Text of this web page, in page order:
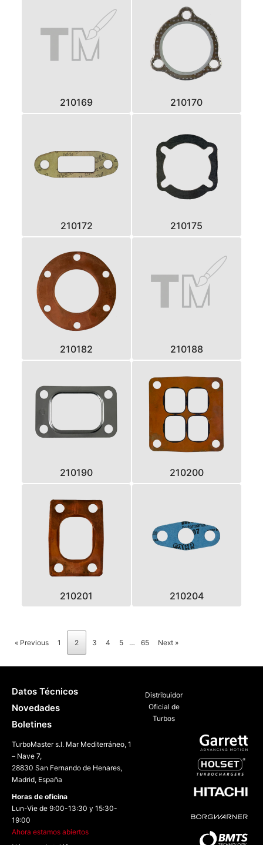
210169 210170
210172 210175
210182 210188
210190 210200
210201 210204
« Previous 1 2 3 4 5 … 65 Next »
Distribuidor
Oficial de
Turbos
Datos Técnicos
Novedades
Boletines
TurboMaster s.l. Mar Mediterráneo, 1
– Nave 7,
28830 San Fernando de Henares,
Madrid, España
Horas de oficina
Lun-Vie de 9:00-13:30 y 15:30-
19:00
Ahora estamos abiertos